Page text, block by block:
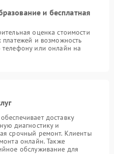
и бесплатная
оценка стоимости
платежей и возможность
телефону или онлайн на
доставку
диагностику и
срочный ремонт. Клиенты
онлайн. Также
обслуживание для